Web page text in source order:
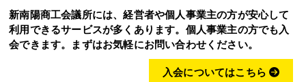
新南陽商工会議所には、経営者や個人事業主の方が安心して
利用できるサービスが多くあります。個人事業主の方でも入
会できます。まずはお気軽にお問い合わせください。
入会についてはこちら